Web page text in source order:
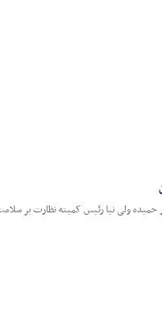
ولی نیا رئیس کمیته نظارت بر